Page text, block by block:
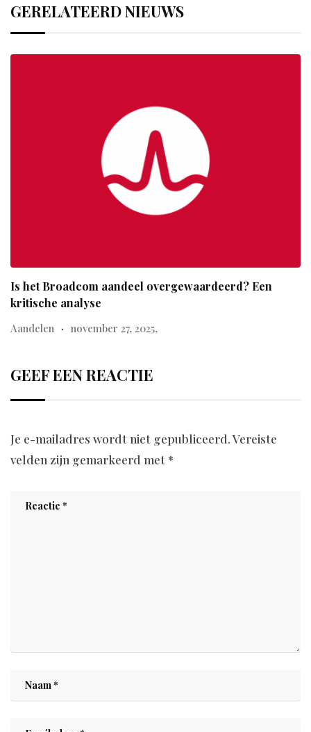
GERELATEERD NIEUWS
Is het Broadcom aandeel overgewaardeerd? Een
kritische analyse
Aandelen november 27, 2025,
GEEF EEN REACTIE
Je e-mailadres wordt niet gepubliceerd.Vereiste
velden zijn gemarkeerd met *